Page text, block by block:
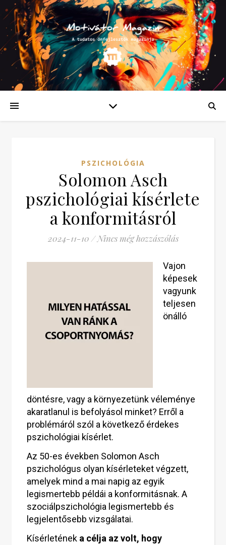
PSZICHOLÓGIA
Solomon Asch
pszichológiai kísérlete
a konformitásról
2024-11-10 / Nincs még hozzászólás
Vajon
képesek
vagyunk
teljesen
önálló
döntésre, vagy a környezetünk véleménye
akaratlanul is befolyásol minket? Erről a
problémáról szól a következő érdekes
pszichológiai kísérlet.
Az 50-es években Solomon Asch
pszichológus olyan kísérleteket végzett,
amelyek mind a mai napig az egyik
legismertebb példái a konformitásnak. A
szociálpszichológia legismertebb és
legjelentősebb vizsgálatai.
Kísérletének a célja az volt, hogy